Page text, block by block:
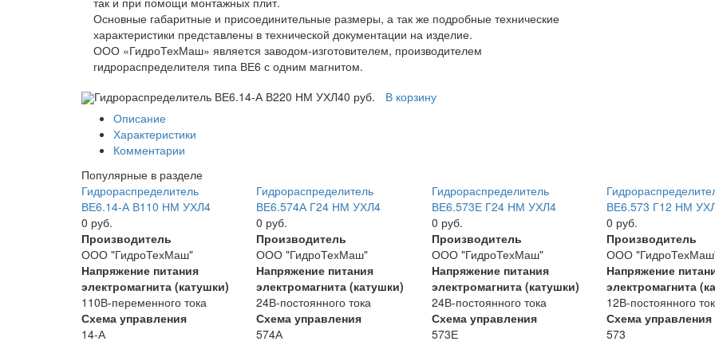
Основные габаритные и присоединительные размеры, а так же подробные технические
характеристики представлены в технической документации на изделие.
ООО «ГидроТехМаш» является заводом-изготовителем, производителем
гидрораспределителя типа ВЕ6 с одним магнитом.
Гидрораспределитель ВЕ6.14-А В220 НМ УХЛ40 руб.
В корзину
Описание
Характеристики
Комментарии
Популярные в разделе
Гидрораспределитель
ВЕ6.14-А В110 НМ УХЛ4
0 руб.
Производитель
ООО "ГидроТехМаш"
Напряжение питания
электромагнита (катушки)
110В-переменного тока
Схема управления
14-А
Гидрораспределитель
ВЕ6.574А Г24 НМ УХЛ4
0 руб.
Производитель
ООО "ГидроТехМаш"
Напряжение питания
электромагнита (катушки)
24В-постоянного тока
Схема управления
574А
Гидрораспределитель
ВЕ6.573Е Г24 НМ УХЛ4
0 руб.
Производитель
ООО "ГидроТехМаш"
Напряжение питания
электромагнита (катушки)
24В-постоянного тока
Схема управления
573Е
ВЕ6.573 Г12 НМ
0 руб.
Производитель
ООО
Напряжение
электромагнита
12В-постоянного
Схема управления
573